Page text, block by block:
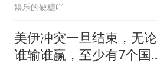
娱乐的硬糖吖
美伊冲突一旦结束，无论
谁输谁赢，至少有7个国